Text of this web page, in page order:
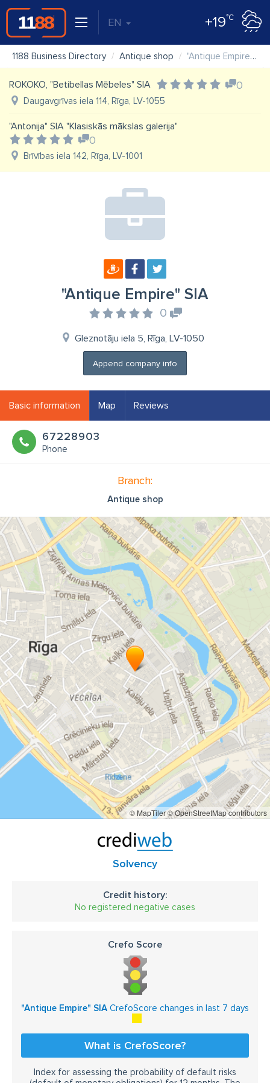
EN +19°C
1188 Business Directory Antique shop "Antique Empire" SIA
ROKOKO, "Betibellas Mēbeles" SIA 0
Daugavgrīvas iela 114, Rīga, LV-1055
"Antonija" SIA "Klasiskās mākslas galerija"
0
Brīvības iela 142, Rīga, LV-1001
"Antique Empire" SIA
0
Gleznotāju iela 5, Rīga, LV-1050
Append company info
Basic information Map Reviews
67228903
Phone
Branch:
Antique shop
© MapTiler© OpenStreetMap contributors
Solvency
Credit history:
No registered negative cases
Crefo Score
"Antique Empire" SIA CrefoScore changes in last 7 days
What is CrefoScore?
Index for assessing the probability of default risks